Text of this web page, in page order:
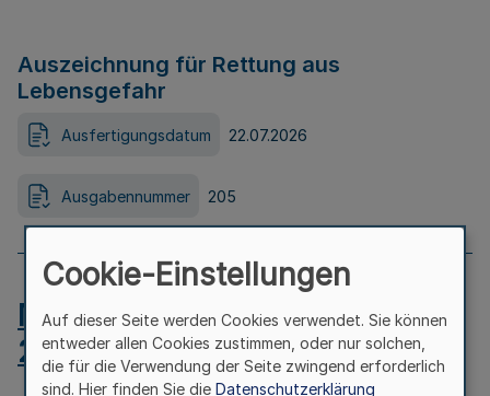
Auszeichnung für Rettung aus
Lebensgefahr
Ausfertigungsdatum 22.07.2026
Ausgabennummer 205
MB.NRW 2026 Nr. 204 vom
24.07.2026
Cookie-Einstellungen
Auf dieser Seite werden Cookies verwendet. Sie können
entweder allen Cookies zustimmen, oder nur solchen,
die für die Verwendung der Seite zwingend erforderlich
sind. Hier finden Sie die Datenschutzerklärung